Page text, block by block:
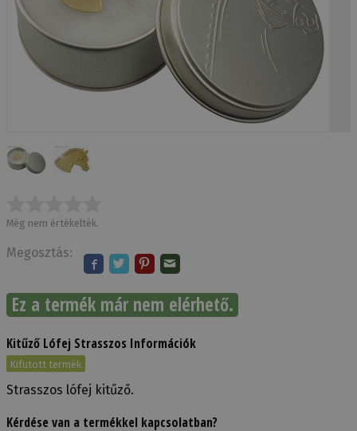
Még nem értékelték.
Megosztás:
Ez a termék már nem elérhető.
Kitűző Lófej Strasszos Információk
Kifutott termék
Strasszos lófej kitűző.
Kérdése van a termékkel kapcsolatban?